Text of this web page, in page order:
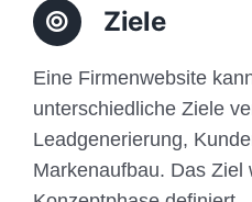
Ziele
Eine Firmenwebsite
unterschiedliche Ziele
Leadgenerierung,
Markenaufbau. Das Ziel